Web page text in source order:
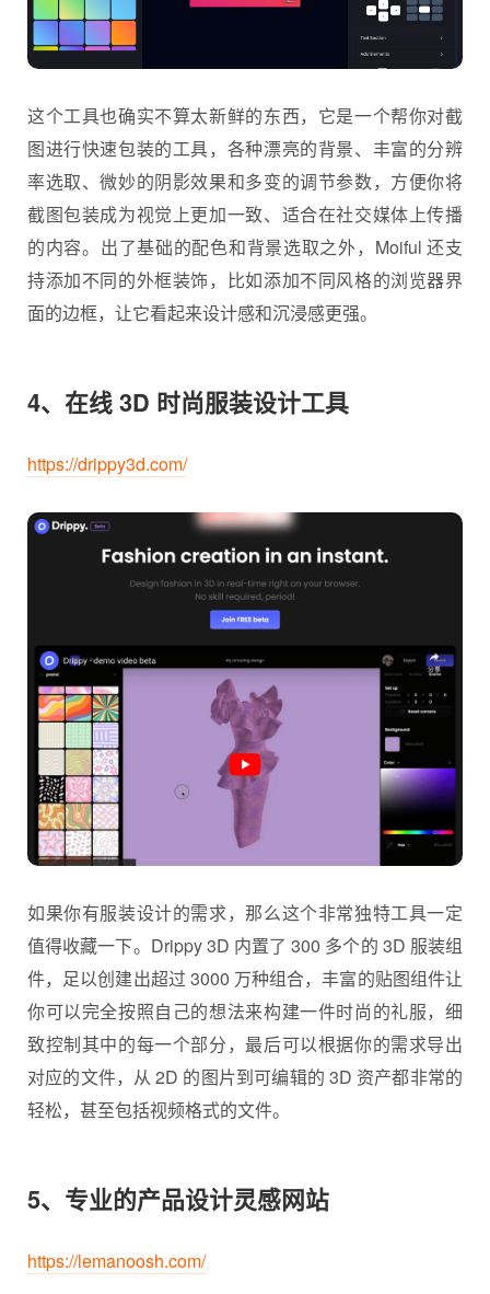
这个工具也确实不算太新鲜的东西，它是一个帮你对截
图进行快速包装的工具，各种漂亮的背景、丰富的分辨
率选取、微妙的阴影效果和多变的调节参数，方便你将
截图包装成为视觉上更加一致、适合在社交媒体上传播
的内容。出了基础的配色和背景选取之外，Moiful 还支
持添加不同的外框装饰，比如添加不同风格的浏览器界
面的边框，让它看起来设计感和沉浸感更强。
4、在线 3D 时尚服装设计工具
https://drippy3d.com/
如果你有服装设计的需求，那么这个非常独特工具一定
值得收藏一下。Drippy 3D 内置了 300 多个的 3D 服装组
件，足以创建出超过 3000 万种组合，丰富的贴图组件让
你可以完全按照自己的想法来构建一件时尚的礼服，细
致控制其中的每一个部分，最后可以根据你的需求导出
对应的文件，从 2D 的图片到可编辑的 3D 资产都非常的
轻松，甚至包括视频格式的文件。
5、专业的产品设计灵感网站
https://lemanoosh.com/